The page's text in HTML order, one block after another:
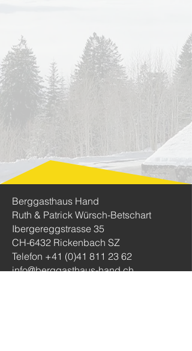
Berggasthaus Hand
Ruth & Patrick Würsch-Betschart
Ibergereggstrasse 35
CH-6432 Rickenbach SZ
Telefon +41 (0)41 811 23 62
info@berggasthaus-hand.ch